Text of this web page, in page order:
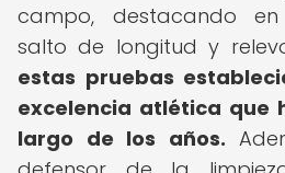
campo, destacando
salto de longitud y
estas pruebas
excelencia atlética que
largo de los años.